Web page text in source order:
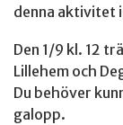
denna aktivitet
Den 1/9 kl. 12
Lillehem och
Du behöver
galopp.